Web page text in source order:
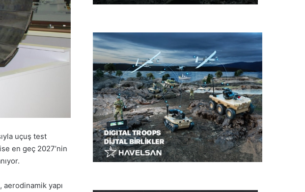
uçuş test
en geç 2027’nin
yapı